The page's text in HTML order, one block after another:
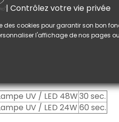
de cohésion : après
imperfections, dégraissez la
et continuez avec le
couche de cohésion, couche
si votre gainage est parfait.
UV / LED 48W30 sec.
UV / LED 24W 60 sec.
| Contrôlez votre vie privée
des cookies pour garantir son bon
l'affichage de nos pages